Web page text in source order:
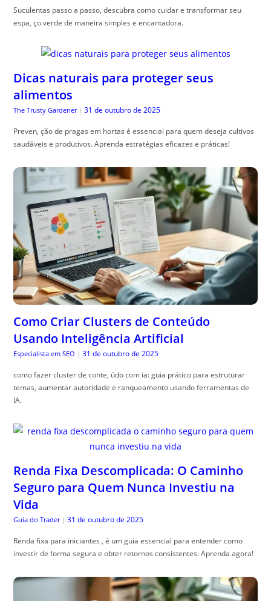
Suculentas passo a passo, descubra como cuidar e transformar seu
espa, ço verde de maneira simples e encantadora.
Dicas naturais para proteger seus
alimentos
The Trusty Gardener | 31 de outubro de 2025
Preven, ção de pragas em hortas é essencial para quem deseja cultivos
saudáveis e produtivos. Aprenda estratégias eficazes e práticas!
Como Criar Clusters de Conteúdo
Usando Inteligência Artificial
Especialista em SEO | 31 de outubro de 2025
como fazer cluster de conte, údo com ia: guia prático para estruturar
temas, aumentar autoridade e ranqueamento usando ferramentas de
IA.
Renda Fixa Descomplicada: O Caminho
Seguro para Quem Nunca Investiu na
Vida
Guia do Trader | 31 de outubro de 2025
Renda fixa para iniciantes , é um guia essencial para entender como
investir de forma segura e obter retornos consistentes. Aprenda agora!